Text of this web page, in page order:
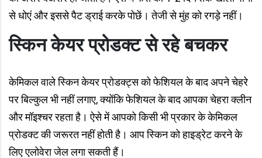
से धोएं और इससे पैट ड्राई करके पोछें। तेजी से मुंह को रगड़े नहीं।
स्किन केयर प्रोडक्ट से रहे बचकर
केमिकल वाले स्किन केयर प्रोडक्ट्स को फेशियल के बाद अपने चेहरे
पर बिल्कुल भी नहीं लगाए, क्योंकि फेशियल के बाद आपका चेहरा क्लीन
और मॉइश्चर रहता है। ऐसे में आपको किसी भी प्रकार के केमिकल
प्रोडक्ट की जरूरत नहीं होती है। आप स्किन को हाइड्रेट करने के
लिए एलोवेरा जेल लगा सकती हैं।